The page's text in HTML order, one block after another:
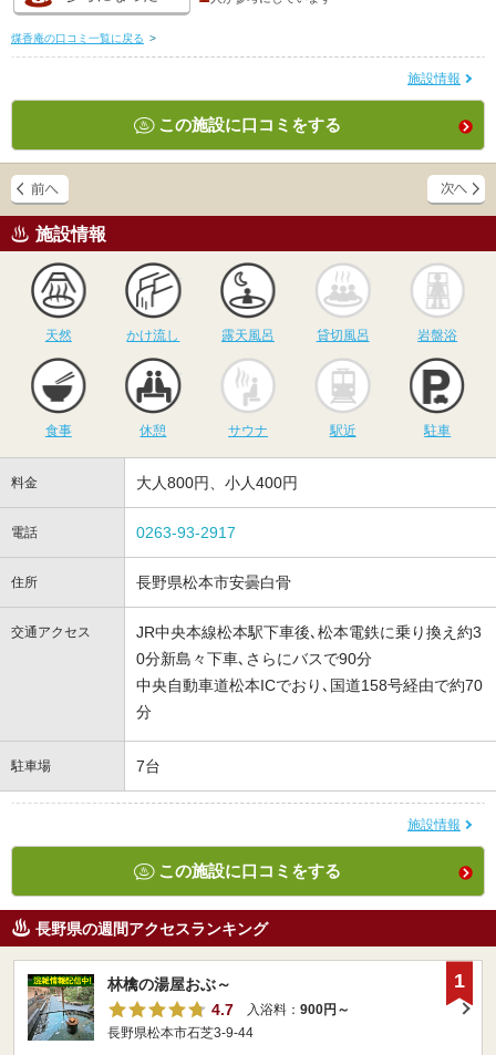
煤香庵の口コミ一覧に戻る >
施設情報
この施設に口コミをする
施設情報
天然
かけ流し
かけ流し
露天風呂
露天風呂
貸切風呂
貸切風呂 岩盤浴
食事 休憩
サウナ
サウナ 駅近 駐車
料金 大人800円、小人400円
電話 0263-93-2917
住所 長野県松本市安曇白骨
交通アクセス
JR中央本線松本駅下車後､松本電鉄に乗り換え約3
0分新島々下車､さらにバスで90分
中央自動車道松本ICでおり､国道158号経由で約70
分
駐車場 7台
施設情報
この施設に口コミをする
長野県の週間アクセスランキング
林檎の湯屋おぶ～
4.7
入浴料： 900円～
長野県松本市石芝3-9-44
1